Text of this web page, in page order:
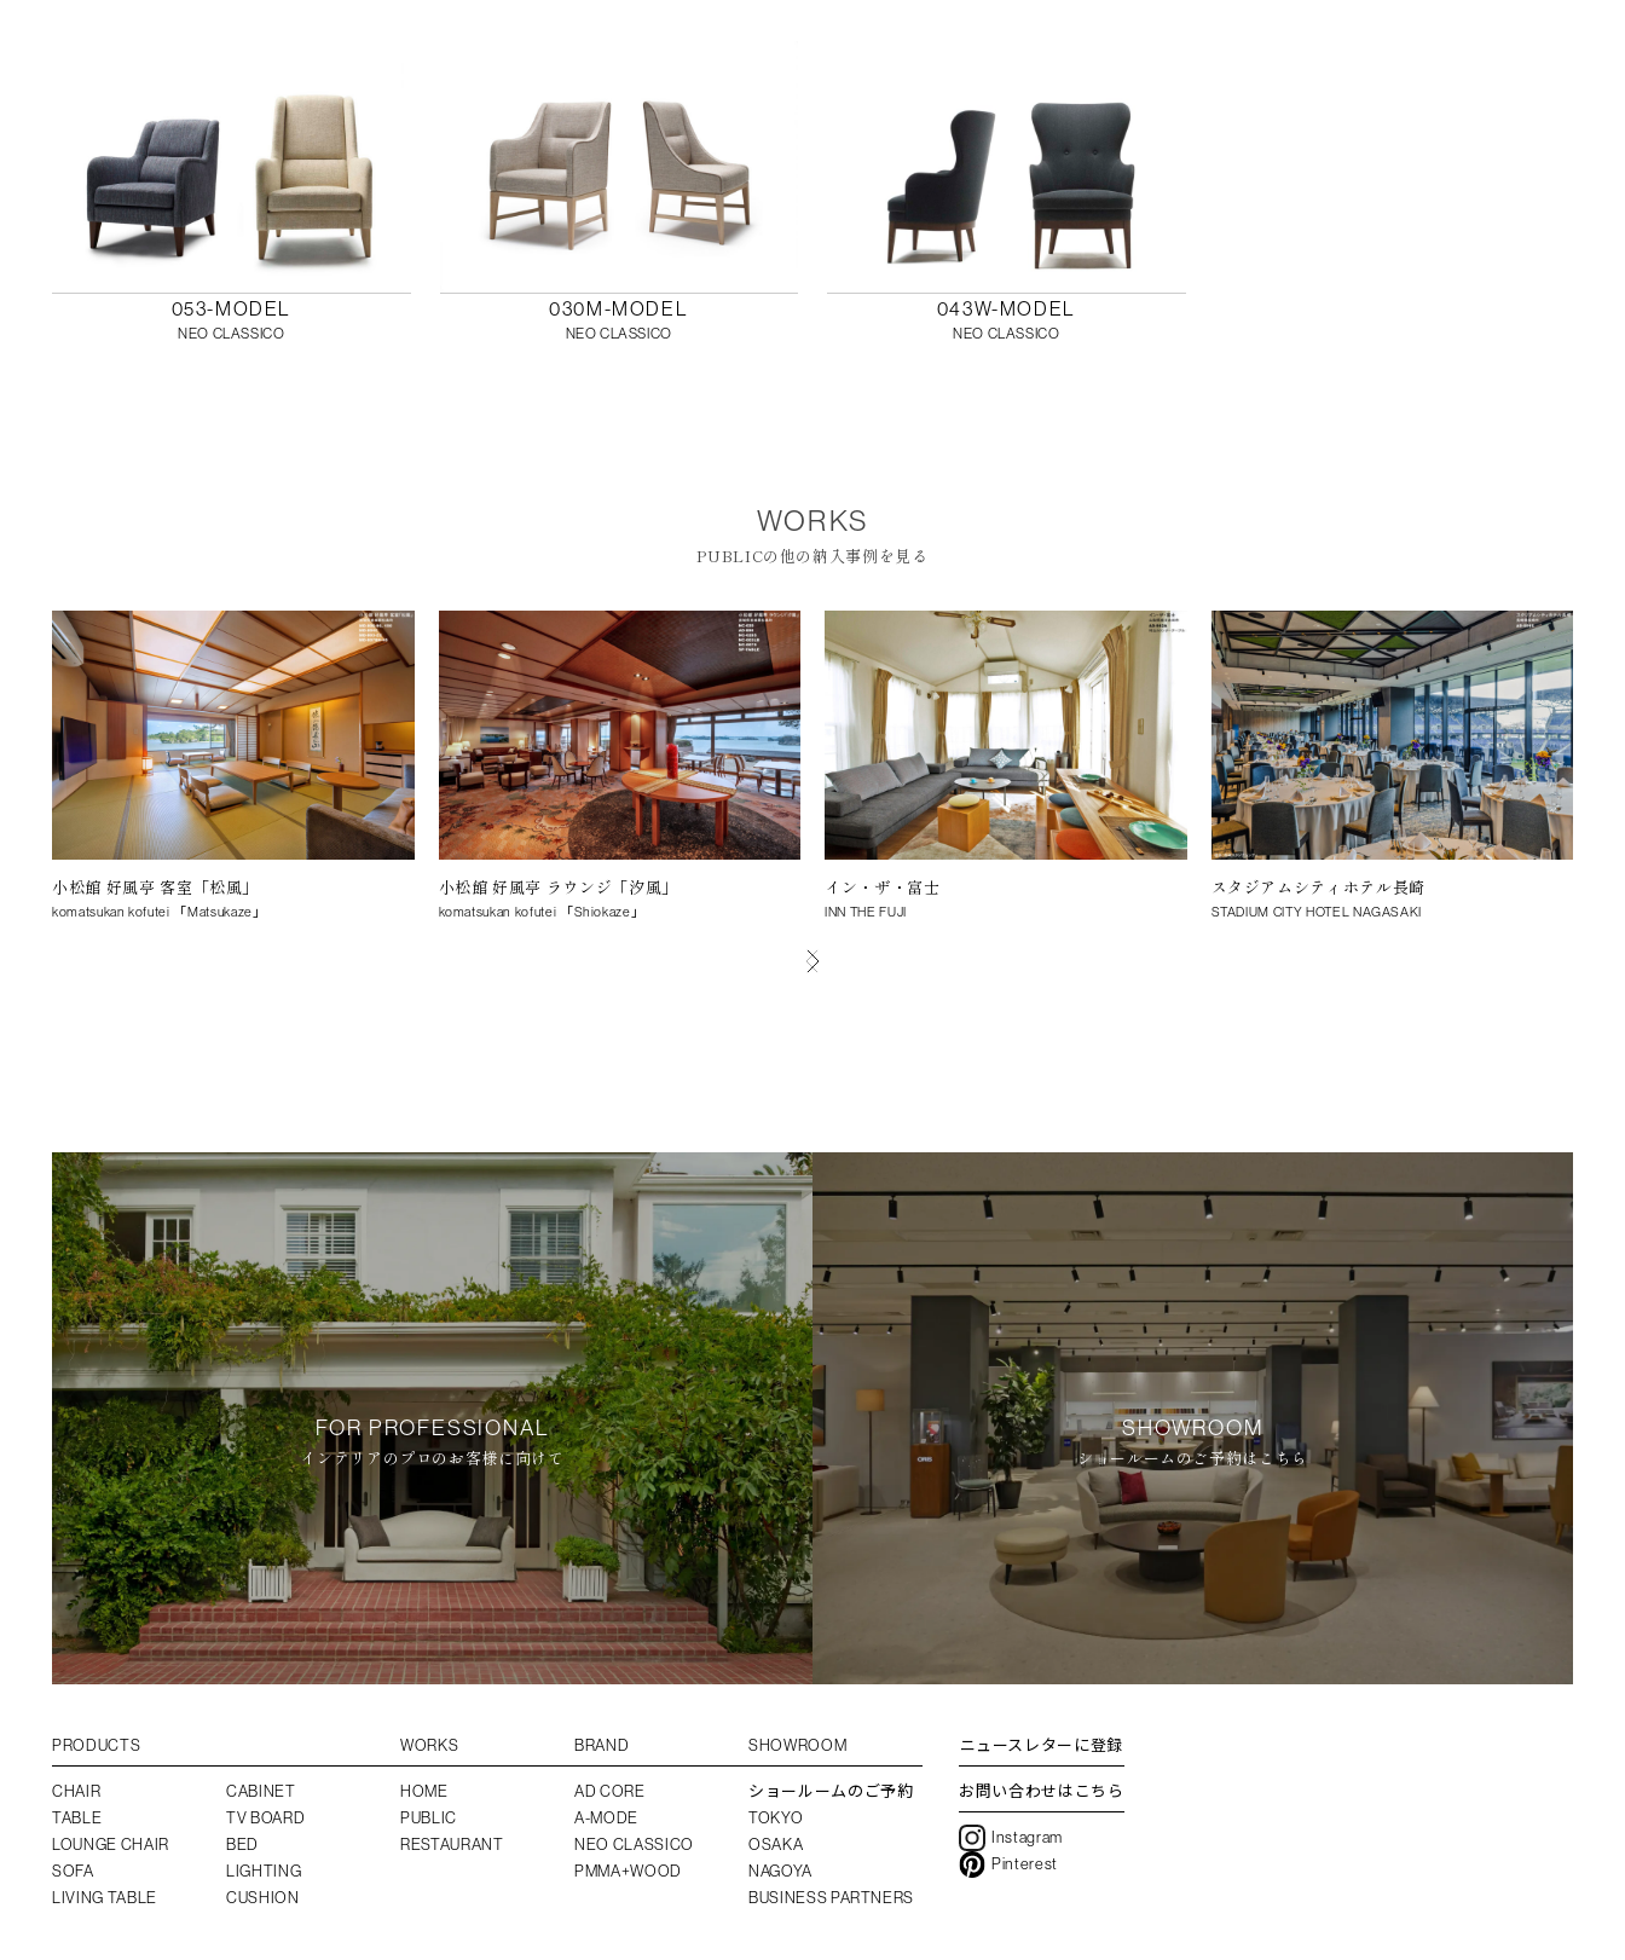
053-MODEL
NEO CLASSICO
030M-MODEL
NEO CLASSICO
043W-MODEL
NEO CLASSICO
WORKS
PUBLICの他の納入事例を見る
小松館 好風亭 客室「松風」
komatsukan kofutei 「Matsukaze」
小松館 好風亭 ラウンジ「汐風」
komatsukan kofutei 「Shiokaze」
イン・ザ・富士
INN THE FUJI
スタジアムシティホテル長崎
STADIUM CITY HOTEL NAGASAKI
FOR PROFESSIONAL
インテリアのプロのお客様に向けて
SHOWROOM
ショールームのご予約はこちら
PRODUCTS
CHAIR
TABLE
LOUNGE CHAIR
SOFA
LIVING TABLE
CABINET
TV BOARD
BED
LIGHTING
CUSHION
WORKS
HOME
PUBLIC
RESTAURANT
BRAND
AD CORE
A-MODE
NEO CLASSICO
PMMA+WOOD
SHOWROOM
ショールームのご予約
TOKYO
OSAKA
NAGOYA
BUSINESS PARTNERS
ニュースレターに登録
お問い合わせはこちら
Instagram
Pinterest